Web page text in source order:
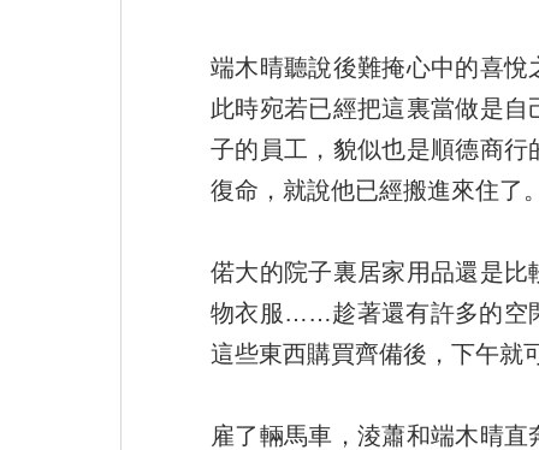
端木晴聽說後難掩心中的喜
此時宛若已經把這裏當做是
子的員工，貌似也是順德商
復命，就說他已經搬進來住了
偌大的院子裏居家用品還是
物衣服……趁著還有許多的空
這些東西購買齊備後，下午就
雇了輛馬車，淩蕭和端木晴